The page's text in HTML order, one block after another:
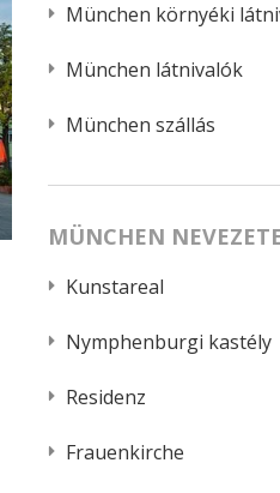
München környéki
München látnivalók
München szállás
MÜNCHEN
Kunstareal
Nymphenburgi kastély
Residenz
Frauenkirche